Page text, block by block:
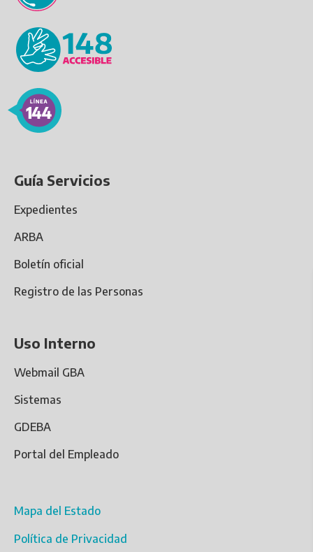
Guía Servicios
Expedientes
ARBA
Boletín oficial
Registro de las Personas
Uso Interno
Webmail GBA
Sistemas
GDEBA
Portal del Empleado
Mapa del Estado
Política de Privacidad